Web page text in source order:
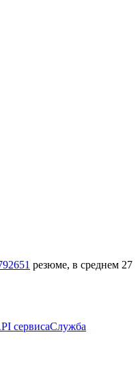
резюме, в среднем 27
сервисаСлужба